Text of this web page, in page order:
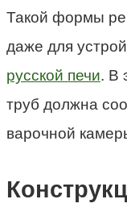
Такой формы
даже для
русской печи. В
труб должна
варочной